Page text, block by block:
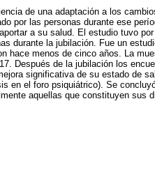
de una adaptación a los
por las personas durante ese
a su salud. El estudio tuvo
durante la jubilación. Fue un
hace menos de cinco años. La
Después de la jubilación los
significativa de su estado de
en el foro psiquiátrico). Se
aquellas que constituyen sus